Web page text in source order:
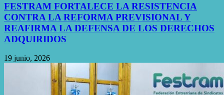
FESTRAM FORTALECE LA RESISTENCIA
CONTRA LA REFORMA PREVISIONAL Y
REAFIRMA LA DEFENSA DE LOS DERECHOS
ADQUIRIDOS
19 junio, 2026